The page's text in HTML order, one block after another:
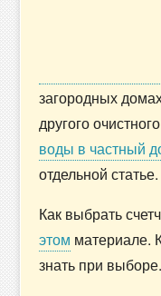
загородных
другого
воды в частный
отдельной статье.
Как выбрать
этом материале.
знать при выборе.